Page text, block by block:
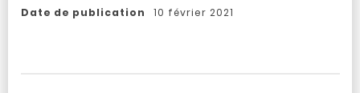
Date de publication 10 février 2021